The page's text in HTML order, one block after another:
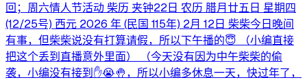
回；周六情人节活动 柴历 夹钟22日 农历 腊月廿五日 星期四
(12/25号) 西元 2026 年 (民国 115年) 2月 12日 柴柴今日晚间
有事，但柴柴说没有打算请假，所以下午播的😇 （小编直接
把这个丢到直播意外里面） （今天没有因为中午柴柴的偷
袭，小编没有接到✋😭🤚，所以小编多休息一天，快过年了，